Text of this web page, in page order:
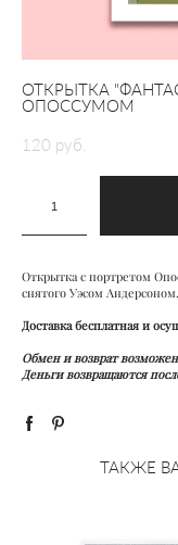
ОТКРЫТКА
ОПОССУМОМ
120 pуб.
Открытка с портретом
снятого Уэсом Андерсоном.
Доставка бесплатная и
Обмен и возврат
Деньги возвращаются
ТАКЖЕ